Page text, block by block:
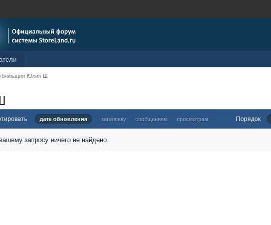
Юлия Ш
дате обновления заголовку сообщениям просмотрам Порядок
запросу ничего не найдено.